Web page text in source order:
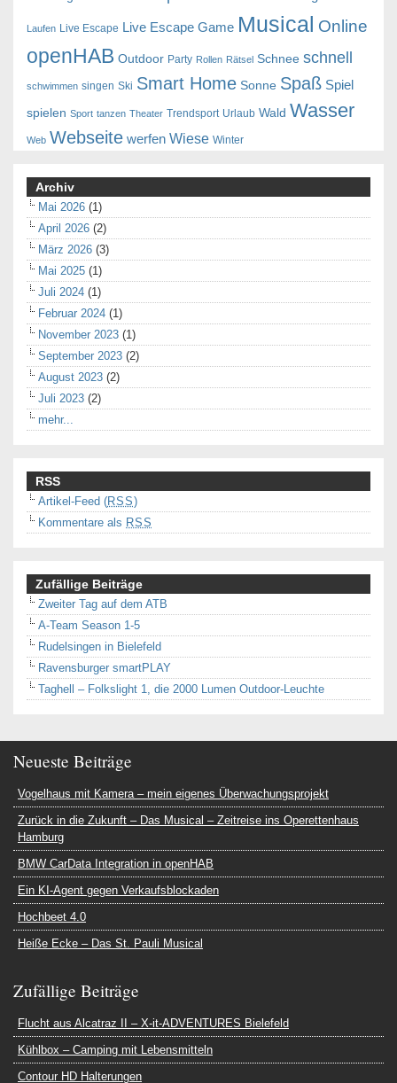
Laufen Live Escape Live Escape Game Musical Online
openHAB Outdoor Party Rollen Rätsel Schnee schnell
schwimmen singen Ski Smart Home Sonne Spaß Spiel
spielen Sport tanzen Theater Trendsport Urlaub Wald Wasser
Web Webseite werfen Wiese Winter
Archiv
Mai 2026 (1)
April 2026 (2)
März 2026 (3)
Mai 2025 (1)
Juli 2024 (1)
Februar 2024 (1)
November 2023 (1)
September 2023 (2)
August 2023 (2)
Juli 2023 (2)
mehr...
RSS
Artikel-Feed (RSS)
Kommentare als RSS
Zufällige Beiträge
Zweiter Tag auf dem ATB
A-Team Season 1-5
Rudelsingen in Bielefeld
Ravensburger smartPLAY
Taghell – Folkslight 1, die 2000 Lumen Outdoor-Leuchte
Neueste Beiträge
Vogelhaus mit Kamera – mein eigenes Überwachungsprojekt
Zurück in die Zukunft – Das Musical – Zeitreise ins Operettenhaus
Hamburg
BMW CarData Integration in openHAB
Ein KI-Agent gegen Verkaufsblockaden
Hochbeet 4.0
Heiße Ecke – Das St. Pauli Musical
Zufällige Beiträge
Flucht aus Alcatraz II – X-it-ADVENTURES Bielefeld
Kühlbox – Camping mit Lebensmitteln
Contour HD Halterungen